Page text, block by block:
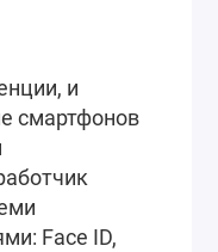
и
смартфонов
Face ID,